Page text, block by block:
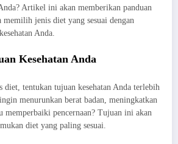
Artikel ini akan memberikan panduan
jenis diet yang sesuai dengan
Anda.
Kesehatan Anda
diet, tentukan tujuan kesehatan Anda terlebih
menurunkan berat badan, meningkatkan
memperbaiki pencernaan? Tujuan ini akan
diet yang paling sesuai.